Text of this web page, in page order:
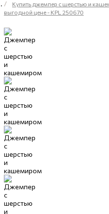
Купить джемпер с шерстью и
выгодной цене - KPL 250670